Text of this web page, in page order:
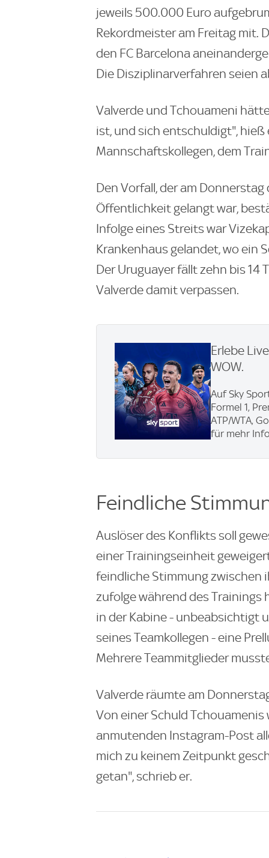
jeweils 500.000 Euro
Rekordmeister am Freitag mit.
den FC Barcelona
Die Disziplinarverfahren seien
Valverde und Tchouameni
ist, und sich entschuldigt", hieß
Mannschaftskollegen, dem
Den Vorfall, der am
Öffentlichkeit gelangt war,
Infolge eines Streits war
Krankenhaus gelandet, wo ein
Der Uruguayer fällt zehn bis 14
Valverde damit verpassen.
Erlebe
WOW.
Auf Sky
Formel 1,
ATP/WTA,
für mehr
Feindliche
Auslöser des Konflikts soll
einer Trainingseinheit
feindliche Stimmung zwischen
zufolge während des Trainings
in der Kabine - unbeabsichtigt
seines Teamkollegen - eine
Mehrere Teammitglieder
Valverde räumte am
Von einer Schuld
anmutenden Instagram-Post
mich zu keinem Zeitpunkt
getan", schrieb er.